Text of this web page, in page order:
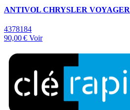
ANTIVOL CHRYSLER VOYAGER
4378184
90,00 € Voir